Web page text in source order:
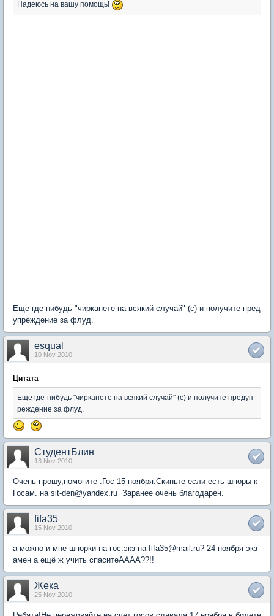
Надеюсь на вашу помощь!
Еще где-нибудь "чирканете на всякий случай" (с) и получите пред
упреждение за флуд.
esqual
10 Nov 2010
Цитата
Еще где-нибудь "чирканете на всякий случай" (с) и получите предуп
реждение за флуд.
СтудентБлин
13 Nov 2010
Очень прошу,помогите .Гос 15 ноября.Скиньте если есть шпоры к
Госам. на sit-den@yandex.ru Заранее очень благодарен.
fifa35
15 Nov 2010
а можно и мне шпорки на гос.экз на fifa35@mail.ru? 24 ноября экз
амен а ещё ж учить спаситеАААА??!!
Жека
25 Nov 2010